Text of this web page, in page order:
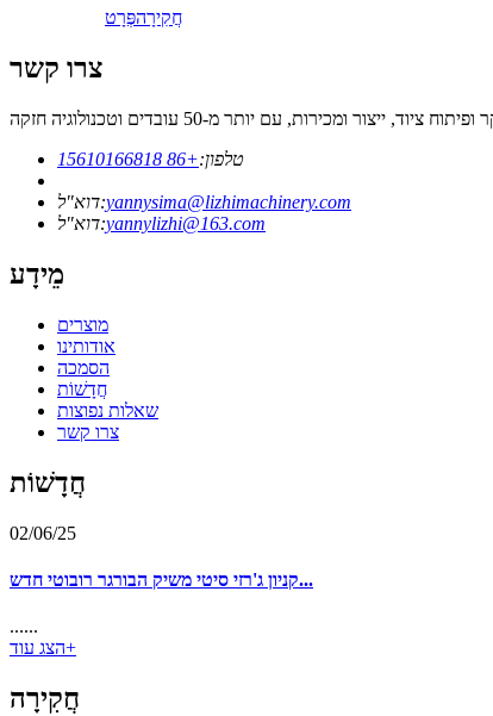
חֲקִירָהפְּרָט
צרו קשר
טלפון:+86 15610166818
דוא"ל:yannysima@lizhimachinery.com
דוא"ל:yannylizhi@163.com
מֵידָע
מוצרים
אודותינו
הסמכה
חֲדָשׁוֹת
שאלות נפוצות
צרו קשר
חֲדָשׁוֹת
02/06/25
קניון ג'רזי סיטי משיק הבורגר רובוטי חדש...
......
הצג עוד+
חֲקִירָה